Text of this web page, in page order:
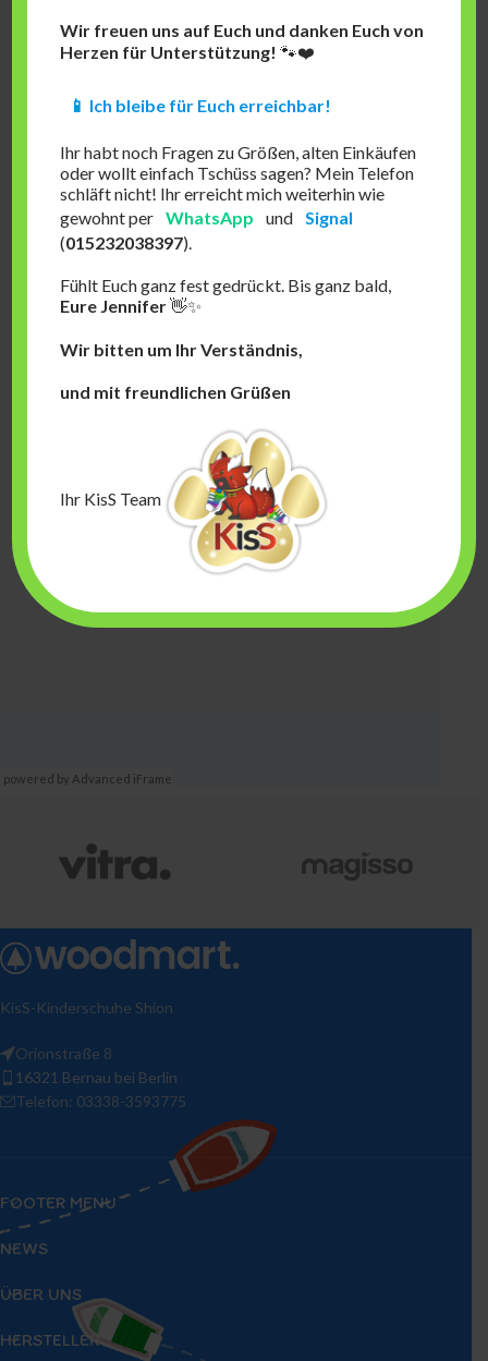
powered by Advanced iFrame
KisS-Kinderschuhe Shion
Orionstraße 8
16321 Bernau bei Berlin
Telefon: 03338-3593775
FOOTER MENU
NEWS
ÜBER UNS
HERSTELLER
Wir freuen uns auf Euch und danken Euch von
Herzen für Unterstützung! 🐾❤️
📱 Ich bleibe für Euch erreichbar!
Ihr habt noch Fragen zu Größen, alten Einkäufen
oder wollt einfach Tschüss sagen? Mein Telefon
schläft nicht! Ihr erreicht mich weiterhin wie
gewohnt per WhatsApp und Signal
(015232038397).
Fühlt Euch ganz fest gedrückt. Bis ganz bald,
Eure Jennifer👋✨
Wir bitten um Ihr Verständnis,
und mit freundlichen Grüßen
Ihr KisS Team